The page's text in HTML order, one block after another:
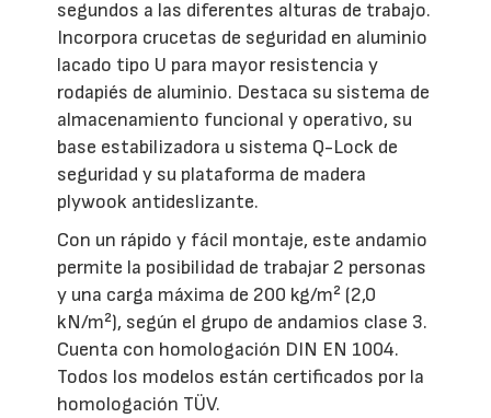
segundos a las diferentes alturas de trabajo.
Incorpora crucetas de seguridad en aluminio
lacado tipo U para mayor resistencia y
rodapiés de aluminio. Destaca su sistema de
almacenamiento funcional y operativo, su
base estabilizadora u sistema Q-Lock de
seguridad y su plataforma de madera
plywook antideslizante.
Con un rápido y fácil montaje, este andamio
permite la posibilidad de trabajar 2 personas
y una carga máxima de 200 kg/m² (2,0
kN/m²), según el grupo de andamios clase 3.
Cuenta con homologación DIN EN 1004.
Todos los modelos están certificados por la
homologación TÜV.